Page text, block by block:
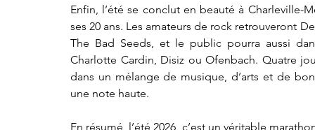
Enfin, l’été se conclut en beauté à Charleville-
ses 20 ans. Les amateurs de rock retrouveront
The Bad Seeds, et le public pourra aussi
Charlotte Cardin, Disiz ou Ofenbach. Quatre
dans un mélange de musique, d’arts et de
une note haute.
En résumé, l’été 2026, c’est un véritable